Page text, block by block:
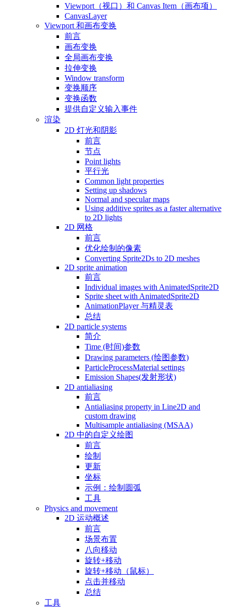
Viewport（视口）和 Canvas Item（画布项）
CanvasLayer
Viewport 和画布变换
前言
画布变换
全局画布变换
拉伸变换
Window transform
变换顺序
变换函数
提供自定义输入事件
渲染
2D 灯光和阴影
前言
节点
Point lights
平行光
Common light properties
Setting up shadows
Normal and specular maps
Using additive sprites as a faster alternative
to 2D lights
2D 网格
前言
优化绘制的像素
Converting Sprite2Ds to 2D meshes
2D sprite animation
前言
Individual images with AnimatedSprite2D
Sprite sheet with AnimatedSprite2D
AnimationPlayer 与精灵表
总结
2D particle systems
简介
Time (时间)参数
Drawing parameters (绘图参数)
ParticleProcessMaterial settings
Emission Shapes(发射形状)
2D antialiasing
前言
Antialiasing property in Line2D and
custom drawing
Multisample antialiasing (MSAA)
2D 中的自定义绘图
前言
绘制
更新
坐标
示例：绘制圆弧
工具
Physics and movement
2D 运动概述
前言
场景布置
八向移动
旋转+移动
旋转+移动（鼠标）
点击并移动
总结
工具